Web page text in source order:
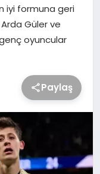
iyi formuna geri
Güler ve
oyuncular
Paylaş